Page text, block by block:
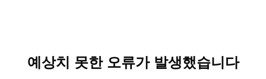
예상치 못한 오류가 발생했습니다